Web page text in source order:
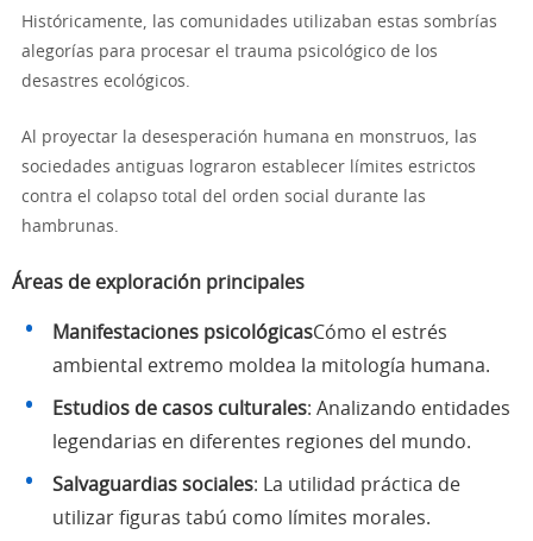
Históricamente, las comunidades utilizaban estas sombrías
alegorías para procesar el trauma psicológico de los
desastres ecológicos.
Al proyectar la desesperación humana en monstruos, las
sociedades antiguas lograron establecer límites estrictos
contra el colapso total del orden social durante las
hambrunas.
Áreas de exploración principales
Manifestaciones psicológicasCómo el estrés
ambiental extremo moldea la mitología humana.
Estudios de casos culturales: Analizando entidades
legendarias en diferentes regiones del mundo.
Salvaguardias sociales: La utilidad práctica de
utilizar figuras tabú como límites morales.